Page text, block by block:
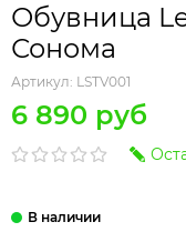
Обувница
Сонома
Артикул: LSTV001
6 890 руб